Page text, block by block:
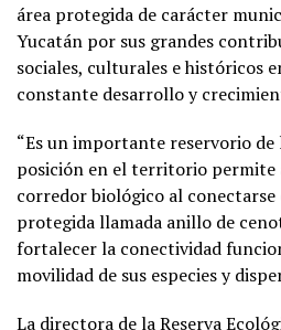
área protegida de carácter
Yucatán por sus grandes
sociales, culturales e históricos
constante desarrollo y
“Es un importante reservorio de
posición en el territorio permite
corredor biológico al
protegida llamada anillo de
fortalecer la conectividad
movilidad de sus especies y
La directora de la Reserva